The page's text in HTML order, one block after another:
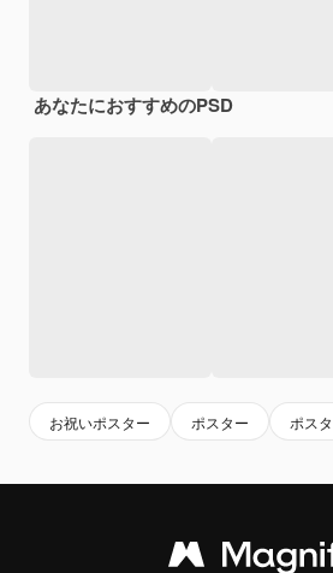
あなたにおすすめのPSD
お祝いポスター ポスター ポス